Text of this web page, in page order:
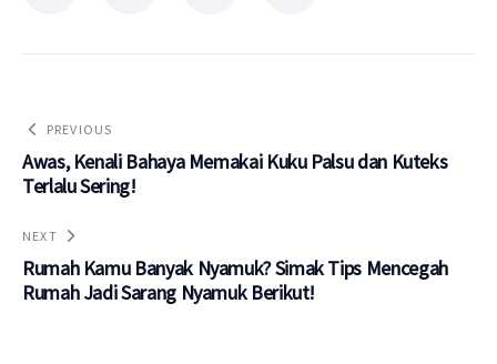
PREVIOUS
Awas, Kenali Bahaya Memakai Kuku Palsu dan Kuteks
Terlalu Sering!
NEXT
Rumah Kamu Banyak Nyamuk? Simak Tips Mencegah
Rumah Jadi Sarang Nyamuk Berikut!